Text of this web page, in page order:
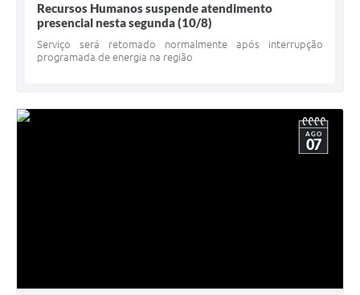
Recursos Humanos suspende atendimento
presencial nesta segunda (10/8)
Serviço será retomado normalmente após interrupção
programada de energia na região
AGO
07